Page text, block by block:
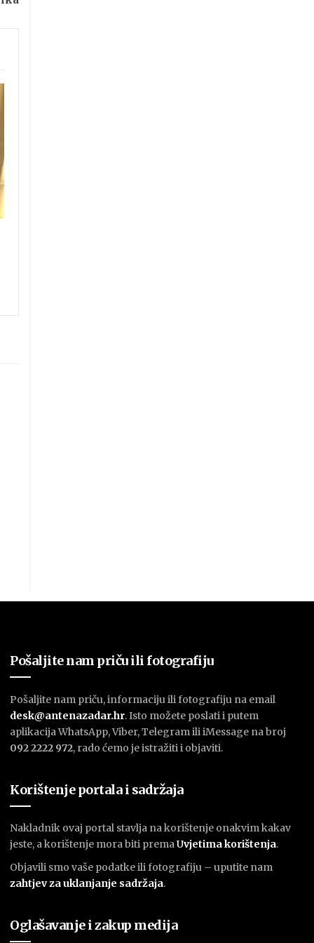
Pošaljite nam priču ili fotografiju
Pošaljite nam priču, informaciju ili fotografiju na email
desk@antenazadar.hr. Isto možete poslati i putem
aplikacija WhatsApp, Viber, Telegram ili iMessage na broj
092 2222 972, rado ćemo je istražiti i objaviti.
Korištenje portala i sadržaja
Nakladnik ovaj portal stavlja na korištenje onakvim kakav
jeste, a korištenje mora biti premaUvjetima korištenja.
Objavili smo vaše podatke ili fotografiju – uputite nam
zahtjev za uklanjanje sadržaja.
Oglašavanje i zakup medija